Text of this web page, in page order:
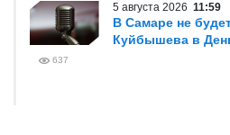
5 августа 2026 11:59
В Самаре не
Куйбышева в
637